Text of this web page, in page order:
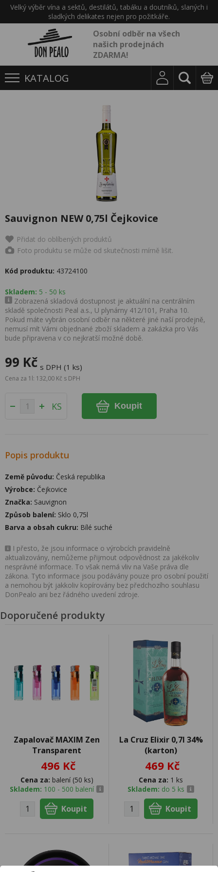
Velký výběr vína a sektů, destilátů, tabáku a doutníků, slaných i
sladkých delikates nejen pro požitkáře.
Osobní odběr na všech
našich prodejnách
ZDARMA!
KATALOG
Sauvignon NEW 0,75l Čejkovice
Přidat do oblíbených produktů
Foto produktu se může od skutečnosti mírně lišit.
Kód produktu: 43724100
Skladem: 5 - 50 ks
Zobrazená skladová dostupnost je aktuální na centrálním
skladě společnosti Peal a.s., U plynárny 412/101, Praha 10.
Pokud máte vybrán osobní odběr na některé jiné naší prodejně,
nemusí mít Vámi objednané zboží skladem a zakázka pro Vás
bude připravena v co nejkratší možné době.
99 Kč s DPH (1 ks)
Cena za 1l: 132,00 Kč s DPH
KS Koupit
Popis produktu
Země původu: Česká republika
Výrobce: Čejkovice
Značka: Sauvignon
Způsob balení: Sklo 0,75l
Barva a obsah cukru: Bílé suché
I přesto, že jsou informace o výrobcích pravidelně
aktualizovány, nemůžeme přijmout odpovědnost za jakékoliv
nesprávné informace. To však nemá vliv na Vaše práva dle
zákona. Tyto informace jsou podávány pouze pro osobní použití
a nemohou být jakkoliv kopírovány bez předchozího souhlasu
DonPealo ani bez řádného uvedení zdroje.
Doporučené produkty
Zapalovač MAXIM Zen
Transparent
496 Kč
Cena za: balení (50 ks)
Skladem: 100 - 500 balení
La Cruz Elixir 0,7l 34%
(karton)
469 Kč
Cena za: 1 ks
Skladem: do 5 ks